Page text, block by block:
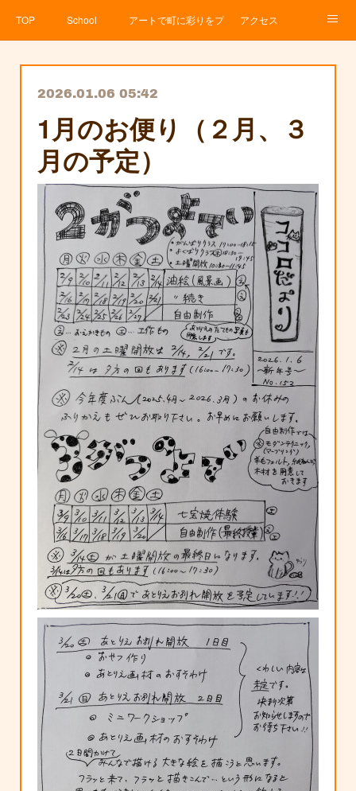
TOP School アートで町に彩りをプロジェクト
アクセス
2026.01.06 05:42
1月のお便り（２月、３
月の予定）